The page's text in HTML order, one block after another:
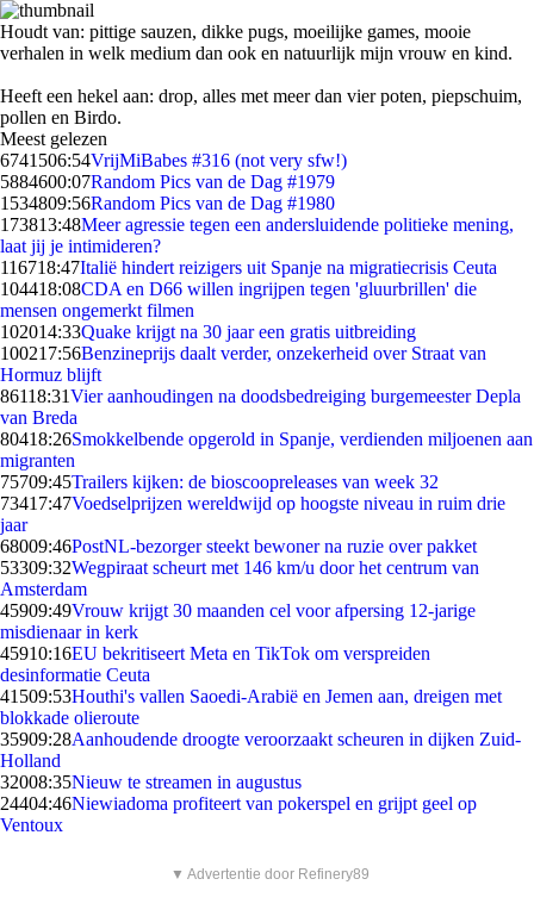
Houdt van: pittige sauzen, dikke pugs, moeilijke games, mooie
verhalen in welk medium dan ook en natuurlijk mijn vrouw en kind.
Heeft een hekel aan: drop, alles met meer dan vier poten, piepschuim,
pollen en Birdo.
Meest gelezen
6741506:54VrijMiBabes #316 (not very sfw!)
5884600:07Random Pics van de Dag #1979
1534809:56Random Pics van de Dag #1980
173813:48Meer agressie tegen een andersluidende politieke mening,
laat jij je intimideren?
116718:47Italië hindert reizigers uit Spanje na migratiecrisis Ceuta
104418:08CDA en D66 willen ingrijpen tegen 'gluurbrillen' die
mensen ongemerkt filmen
102014:33Quake krijgt na 30 jaar een gratis uitbreiding
100217:56Benzineprijs daalt verder, onzekerheid over Straat van
Hormuz blijft
86118:31Vier aanhoudingen na doodsbedreiging burgemeester Depla
van Breda
80418:26Smokkelbende opgerold in Spanje, verdienden miljoenen aan
migranten
75709:45Trailers kijken: de bioscoopreleases van week 32
73417:47Voedselprijzen wereldwijd op hoogste niveau in ruim drie
jaar
68009:46PostNL-bezorger steekt bewoner na ruzie over pakket
53309:32Wegpiraat scheurt met 146 km/u door het centrum van
Amsterdam
45909:49Vrouw krijgt 30 maanden cel voor afpersing 12-jarige
misdienaar in kerk
45910:16EU bekritiseert Meta en TikTok om verspreiden
desinformatie Ceuta
41509:53Houthi's vallen Saoedi-Arabië en Jemen aan, dreigen met
blokkade olieroute
35909:28Aanhoudende droogte veroorzaakt scheuren in dijken Zuid-
Holland
32008:35Nieuw te streamen in augustus
24404:46Niewiadoma profiteert van pokerspel en grijpt geel op
Ventoux
▼ Advertentie door Refinery89